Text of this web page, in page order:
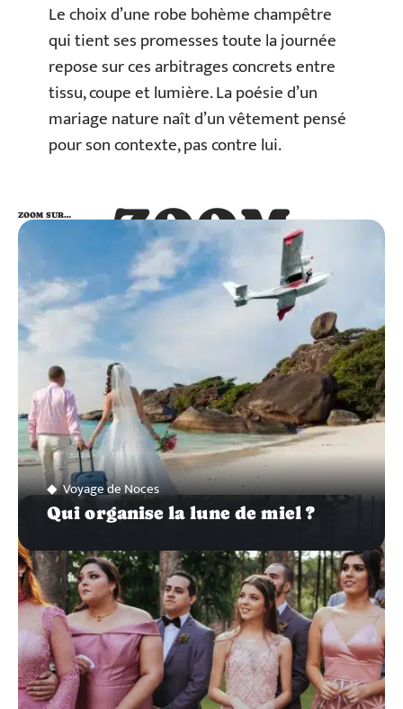
Le choix d’une robe bohème champêtre
qui tient ses promesses toute la journée
repose sur ces arbitrages concrets entre
tissu, coupe et lumière. La poésie d’un
mariage nature naît d’un vêtement pensé
pour son contexte, pas contre lui.
ZOOM
SUR…
ZOOM SUR…
Voyage de Noces
Qui organise la lune de miel ?